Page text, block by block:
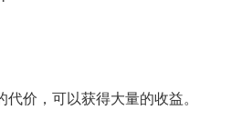
价，可以获得大量的收益。